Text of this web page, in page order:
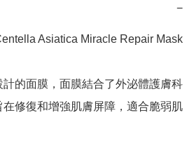
−
Asiatica Miracle Repair Mask
的面膜，面膜結合了外泌體護膚科
修復和增強肌膚屏障，適合脆弱肌